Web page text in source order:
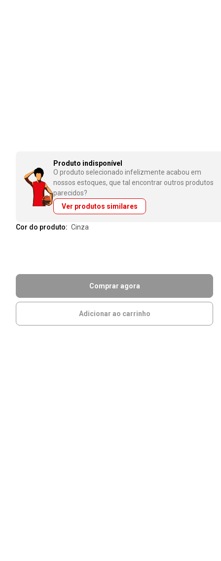
Produto indisponível
O produto selecionado infelizmente acabou em
nossos estoques, que tal encontrar outros produtos
parecidos?
Ver produtos similares
Cor do produto: cinza
Comprar agora
Adicionar ao carrinho